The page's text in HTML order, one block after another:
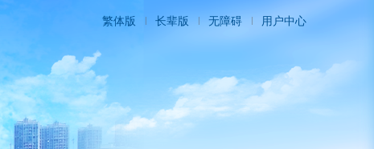
繁体版 长辈版 无障碍 用户中心